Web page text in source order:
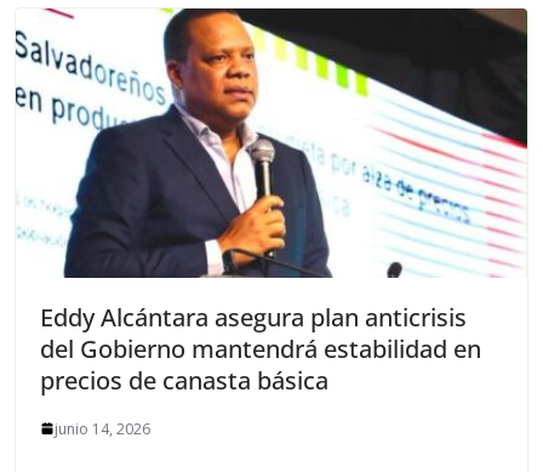
Eddy Alcántara asegura plan anticrisis
del Gobierno mantendrá estabilidad en
precios de canasta básica
junio 14, 2026